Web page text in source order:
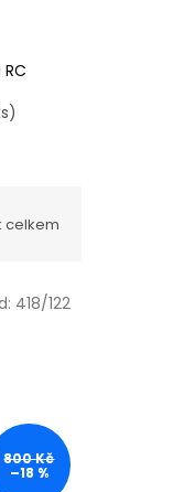
celkem
800 Kč
–18 %
418/122